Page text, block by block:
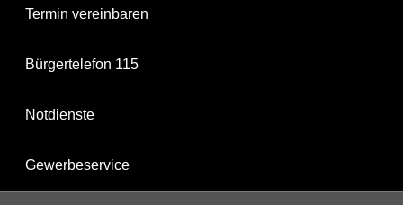
Termin vereinbaren
Bürgertelefon 115
Notdienste
Gewerbeservice